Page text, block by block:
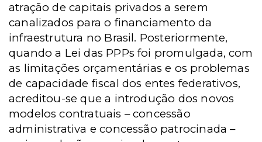
atração de capitais privados a serem
canalizados para o financiamento da
infraestrutura no Brasil. Posteriormente,
quando a Lei das PPPs foi promulgada, com
as limitações orçamentárias e os problemas
de capacidade fiscal dos entes federativos,
acreditou-se que a introdução dos novos
modelos contratuais – concessão
administrativa e concessão patrocinada –